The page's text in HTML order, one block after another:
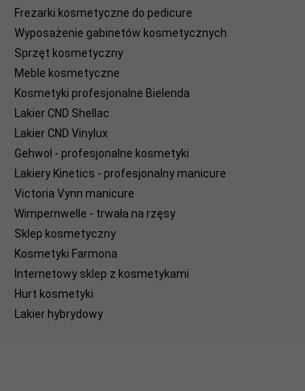
Frezarki kosmetyczne do pedicure
Wyposażenie gabinetów kosmetycznych
Sprzęt kosmetyczny
Meble kosmetyczne
Kosmetyki profesjonalne Bielenda
Lakier CND Shellac
Lakier CND Vinylux
Gehwol - profesjonalne kosmetyki
Lakiery Kinetics - profesjonalny manicure
Victoria Vynn manicure
Wimpernwelle - trwała na rzęsy
Sklep kosmetyczny
Kosmetyki Farmona
Internetowy sklep z kosmetykami
Hurt kosmetyki
Lakier hybrydowy